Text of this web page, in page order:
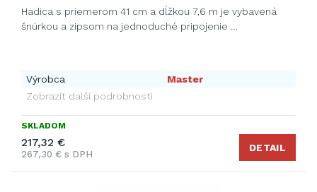
Hadica s priemerom 41 cm a dĺžkou 7,6 m je vybavená
šnúrkou a zipsom na jednoduché pripojenie …
Výrobca
Master
Zobrazit další podrobnosti
SKLADOM
217,32 €
267,30 € s DPH
DETAIL